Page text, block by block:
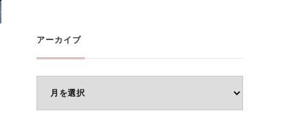
ー
アーカイブ